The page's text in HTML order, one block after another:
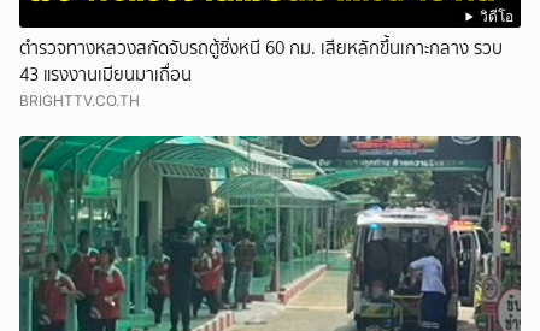
วิดีโอ
ตำรวจทางหลวงสกัดจับรถตู้ซิ่งหนี 60 กม. เสียหลักขึ้นเกาะกลาง รวบ
43 แรงงานเมียนมาเถื่อน
BRIGHTTV.CO.TH